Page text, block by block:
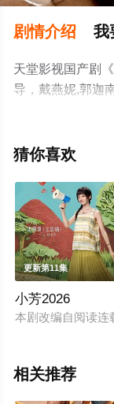
剧情介绍 我
天堂影视国产剧
导，戴燕妮,郭迦
延,栾浚威,萧松
费观看高清未删
了解。
猜你喜欢
更新第11集
小芳2026
本剧改编自阅读连
相关推荐